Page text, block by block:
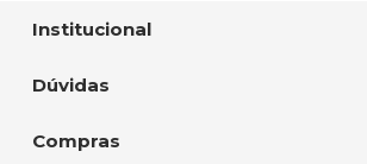
Institucional
Dúvidas
Compras